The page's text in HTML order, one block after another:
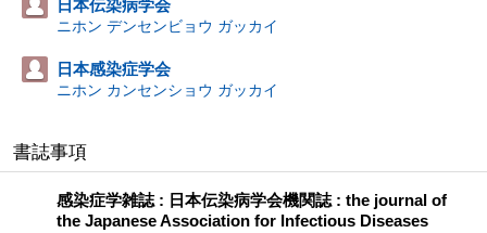
日本伝染病学会
ニホン デンセンビョウ ガッカイ
日本感染症学会
ニホン カンセンショウ ガッカイ
書誌事項
感染症学雑誌 : 日本伝染病学会機関誌 : the journal of
the Japanese Association for Infectious Diseases